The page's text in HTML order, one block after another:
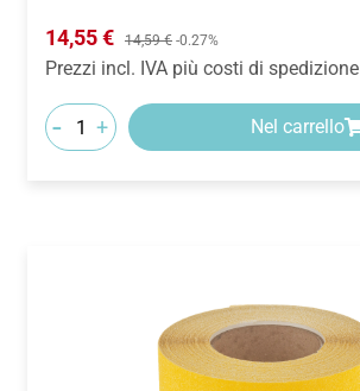
Prezzo di vendita:
14,55 € Prezzo normale:
14,59 € -0.27%
Prezzi incl. IVA più costi di spedizione
- + Nel carrello